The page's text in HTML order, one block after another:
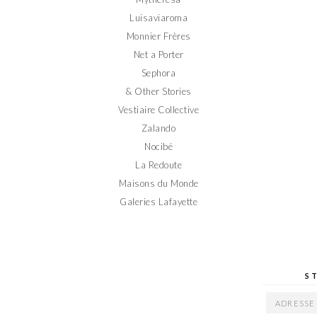
Luisaviaroma
Monnier Frères
Net a Porter
Sephora
& Other Stories
Vestiaire Collective
Zalando
Nocibé
La Redoute
Maisons du Monde
Galeries Lafayette
ADRESSE